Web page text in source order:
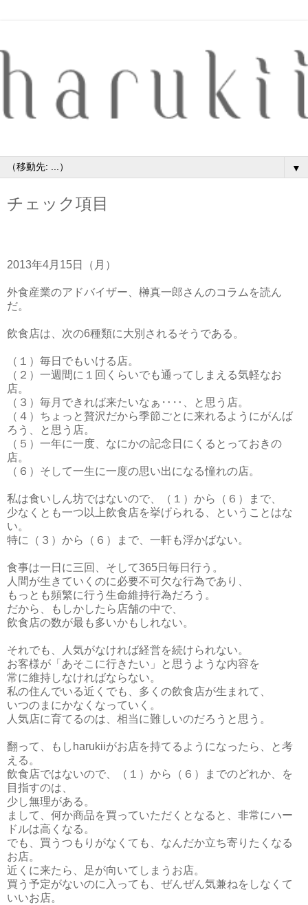
▼
チェック項目
2013年4月15日（月）
外食産業のアドバイザー、榊真一郎さんのコラムを読ん
だ。
飲食店は、次の6種類に大別されるそうである。
（１）毎日でもいける店。
（２）一週間に１回くらいでも通ってしまえる気軽なお
店。
（３）毎月できれば来たいなぁ‥‥、と思う店。
（４）ちょっと贅沢だから季節ごとに来れるようにがんば
ろう、と思う店。
（５）一年に一度、なにかの記念日にくるとっておきの
店。
（６）そして一生に一度の思い出になる憧れの店。
私は食いしん坊ではないので、（１）から（６）まで、
少なくとも一つ以上飲食店を挙げられる、ということはな
い。
特に（３）から（６）まで、一軒も浮かばない。
食事は一日に三回、そして365日毎日行う。
人間が生きていくのに必要不可欠な行為であり、
もっとも頻繁に行う生命維持行為だろう。
だから、もしかしたら店舗の中で、
飲食店の数が最も多いかもしれない。
それでも、人気がなければ経営を続けられない。
お客様が「あそこに行きたい」と思うような内容を
常に維持しなければならない。
私の住んでいる近くでも、多くの飲食店が生まれて、
いつのまにかなくなっていく。
人気店に育てるのは、相当に難しいのだろうと思う。
翻って、もしharukiiがお店を持てるようになったら、と考
える。
飲食店ではないので、（１）から（６）までのどれか、を
目指すのは、
少し無理がある。
まして、何か商品を買っていただくとなると、非常にハー
ドルは高くなる。
でも、買うつもりがなくても、なんだか立ち寄りたくなる
お店。
近くに来たら、足が向いてしまうお店。
買う予定がないのに入っても、ぜんぜん気兼ねをしなくて
いいお店。